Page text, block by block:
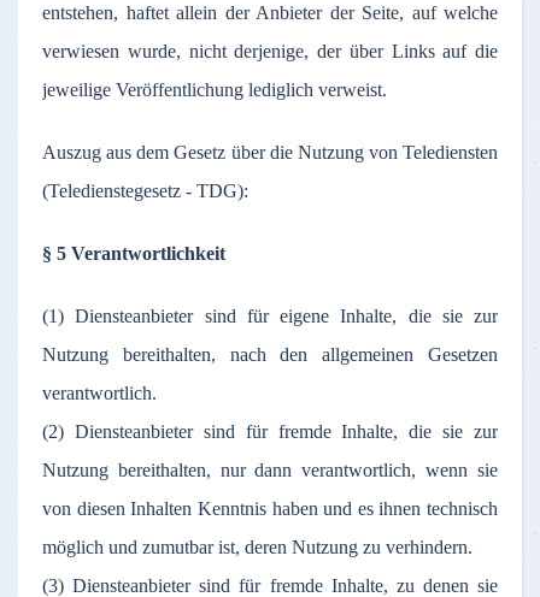
entstehen, haftet allein der Anbieter der Seite, auf welche
verwiesen wurde, nicht derjenige, der überLinksaufdie
jeweilige Veröffentlichung lediglich verweist.
Auszug aus dem Gesetz über die Nutzung von Telediensten
(Teledienstegesetz - TDG):
§ 5 Verantwortlichkeit
(1) Diensteanbieter sind für eigene Inhalte, die sie zur
Nutzung bereithalten, nach den allgemeinen Gesetzen
verantwortlich.
(2) Diensteanbieter sind für fremde Inhalte, die sie zur
Nutzung bereithalten, nur dann verantwortlich, wenn sie
von diesen Inhalten Kenntnis haben und es ihnen technisch
möglich und zumutbar ist, deren Nutzung zu verhindern.
(3) Diensteanbieter sind für fremde Inhalte, zu denen sie